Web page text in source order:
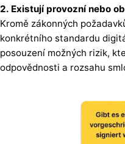
2. Existují provozní nebo
Kromě zákonných
konkrétního standardu
posouzení možných rizik,
odpovědnosti a rozsahu